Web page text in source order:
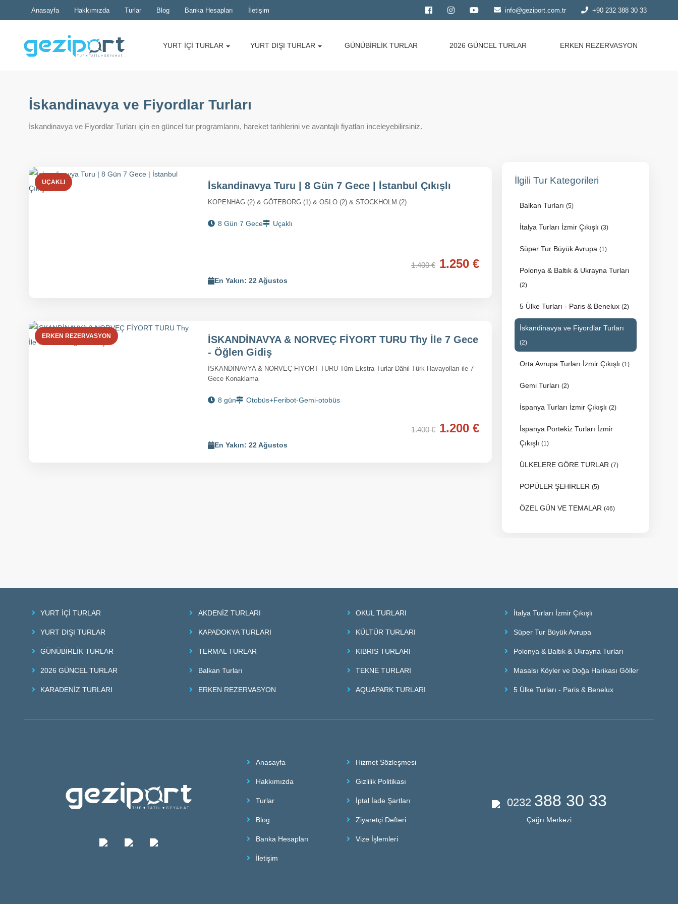
Anasayfa Hakkımızda Turlar Blog Banka Hesapları İletişim info@geziport.com.tr +90 232 388 30 33
YURT İÇİ TURLAR YURT DIŞI TURLAR GÜNÜBİRLİK TURLAR 2026 GÜNCEL TURLAR ERKEN REZERVASYON
İskandinavya ve Fiyordlar Turları
İskandinavya ve Fiyordlar Turları için en güncel tur programlarını, hareket tarihlerini ve avantajlı fiyatları inceleyebilirsiniz.
UÇAKLI İskandinavya Turu | 8 Gün 7 Gece | İstanbul Çıkışlı
KOPENHAG (2) & GÖTEBORG (1) & OSLO (2) & STOCKHOLM (2)
8 Gün 7 Gece Uçaklı
1.400 € 1.250 €
En Yakın: 22 Ağustos
ERKEN REZERVASYON
İSKANDİNAVYA & NORVEÇ FİYORT TURU Thy İle 7 Gece
- Öğlen Gidiş
İSKANDİNAVYA & NORVEÇ FİYORT TURU Tüm Ekstra Turlar Dâhil Türk Havayolları ile 7
Gece Konaklama
8 gün Otobüs+Feribot-Gemi-otobüs
1.400 € 1.200 €
En Yakın: 22 Ağustos
İlgili Tur Kategorileri
Balkan Turları (5)
İtalya Turları İzmir Çıkışlı (3)
Süper Tur Büyük Avrupa (1)
Polonya & Baltık & Ukrayna Turları
(2)
5 Ülke Turları - Paris & Benelux (2)
İskandinavya ve Fiyordlar Turları
(2)
Orta Avrupa Turları İzmir Çıkışlı (1)
Gemi Turları (2)
İspanya Turları İzmir Çıkışlı (2)
İspanya Portekiz Turları İzmir
Çıkışlı (1)
ÜLKELERE GÖRE TURLAR (7)
POPÜLER ŞEHİRLER (5)
ÖZEL GÜN VE TEMALAR (46)
YURT İÇİ TURLAR
YURT DIŞI TURLAR
GÜNÜBİRLİK TURLAR
2026 GÜNCEL TURLAR
KARADENİZ TURLARI
AKDENİZ TURLARI
KAPADOKYA TURLARI
TERMAL TURLAR
Balkan Turları
ERKEN REZERVASYON
OKUL TURLARI
KÜLTÜR TURLARI
KIBRIS TURLARI
TEKNE TURLARI
AQUAPARK TURLARI
İtalya Turları İzmir Çıkışlı
Süper Tur Büyük Avrupa
Polonya & Baltık & Ukrayna Turları
Masalsı Köyler ve Doğa Harikası Göller
5 Ülke Turları - Paris & Benelux
Anasayfa
Hakkımızda
Turlar
Blog
Banka Hesapları
İletişim
Hizmet Sözleşmesi
Gizlilik Politikası
İptal İade Şartları
Ziyaretçi Defteri
Vize İşlemleri
0232 388 30 33
Çağrı Merkezi